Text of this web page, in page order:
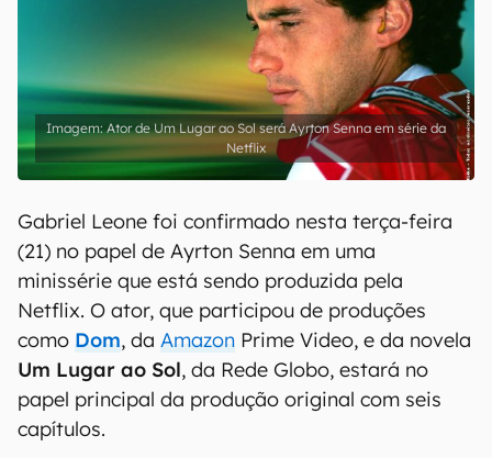
Ator de Um Lugar ao Sol será Ayrton Senna em série da
Netflix
Gabriel Leone foi confirmado nesta terça-feira
(21) no papel de Ayrton Senna em uma
minissérie que está sendo produzida pela
Netflix. O ator, que participou de produções
como Dom, da Amazon Prime Video, e da novela
Um Lugar ao Sol, da Rede Globo, estará no
papel principal da produção original com seis
capítulos.